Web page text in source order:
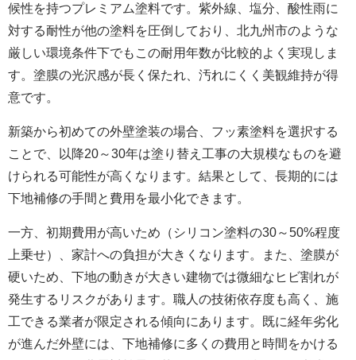
候性を持つプレミアム塗料です。紫外線、塩分、酸性雨に
対する耐性が他の塗料を圧倒しており、北九州市のような
厳しい環境条件下でもこの耐用年数が比較的よく実現しま
す。塗膜の光沢感が長く保たれ、汚れにくく美観維持が得
意です。
新築から初めての外壁塗装の場合、フッ素塗料を選択する
ことで、以降20～30年は塗り替え工事の大規模なものを避
けられる可能性が高くなります。結果として、長期的には
下地補修の手間と費用を最小化できます。
一方、初期費用が高いため（シリコン塗料の30～50%程度
上乗せ）、家計への負担が大きくなります。また、塗膜が
硬いため、下地の動きが大きい建物では微細なヒビ割れが
発生するリスクがあります。職人の技術依存度も高く、施
工できる業者が限定される傾向にあります。既に経年劣化
が進んだ外壁には、下地補修に多くの費用と時間をかける